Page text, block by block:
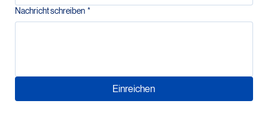
Nachricht schreiben *
Einreichen